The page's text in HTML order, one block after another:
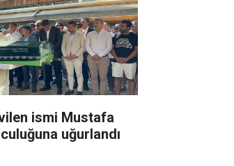
ismi Mustafa
uğurlandı